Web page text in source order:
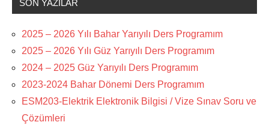
SON YAZILAR
2025 – 2026 Yılı Bahar Yarıyılı Ders Programım
2025 – 2026 Yılı Güz Yarıyılı Ders Programım
2024 – 2025 Güz Yarıyılı Ders Programım
2023-2024 Bahar Dönemi Ders Programım
ESM203-Elektrik Elektronik Bilgisi / Vize Sınav Soru ve
Çözümleri